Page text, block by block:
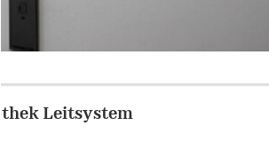
Portfolio – Project Image –